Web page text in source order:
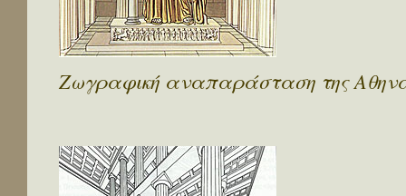
Ζωγραφική αναπαράσταση της